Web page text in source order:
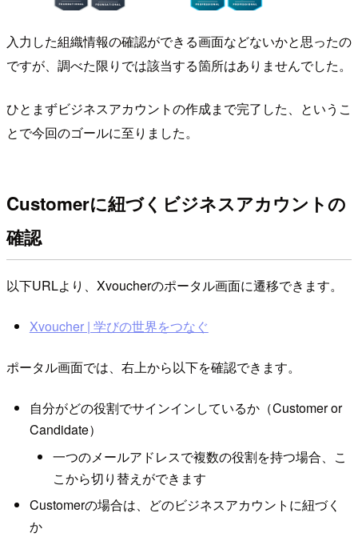
入力した組織情報の確認ができる画面などないかと思ったの
ですが、調べた限りでは該当する箇所はありませんでした。
ひとまずビジネスアカウントの作成まで完了した、というこ
とで今回のゴールに至りました。
Customerに紐づくビジネスアカウントの
確認
以下URLより、Xvoucherのポータル画面に遷移できます。
Xvoucher | 学びの世界をつなぐ
ポータル画面では、右上から以下を確認できます。
自分がどの役割でサインインしているか（Customer or
Candidate）
一つのメールアドレスで複数の役割を持つ場合、こ
こから切り替えができます
Customerの場合は、どのビジネスアカウントに紐づく
か